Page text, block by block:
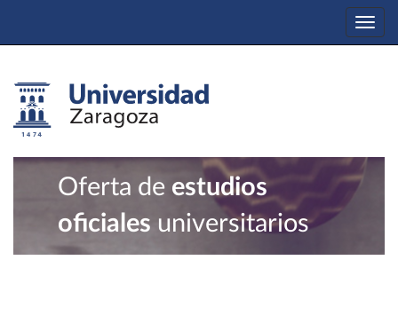
Oferta de estudios
oficiales universitarios